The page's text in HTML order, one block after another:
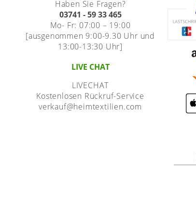
Haben Sie Fragen?
03741 - 59 33 465
Mo- Fr: 07:00 – 19:00
[ausgenommen 9:00-9.30 Uhr und
13:00-13:30 Uhr]
LIVE CHAT
LIVECHAT
Kostenlosen Rückruf-Service
verkauf@heimtextilien.com